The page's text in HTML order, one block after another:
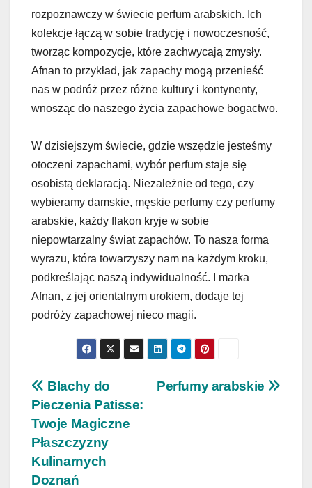
rozpoznawczy w świecie perfum arabskich. Ich
kolekcje łączą w sobie tradycję i nowoczesność,
tworząc kompozycje, które zachwycają zmysły.
Afnan to przykład, jak zapachy mogą przenieść
nas w podróż przez różne kultury i kontynenty,
wnosząc do naszego życia zapachowe bogactwo.
W dzisiejszym świecie, gdzie wszędzie jesteśmy
otoczeni zapachami, wybór perfum staje się
osobistą deklaracją. Niezależnie od tego, czy
wybieramy damskie, męskie perfumy czy perfumy
arabskie, każdy flakon kryje w sobie
niepowtarzalny świat zapachów. To nasza forma
wyrazu, która towarzyszy nam na każdym kroku,
podkreślając naszą indywidualność. I marka
Afnan, z jej orientalnym urokiem, dodaje tej
podróży zapachowej nieco magii.
Nawigacja
wpisu
Perfumy arabskie
Blachy do
Pieczenia Patisse:
Twoje Magiczne
Płaszczyzny
Kulinarnych
Doznań